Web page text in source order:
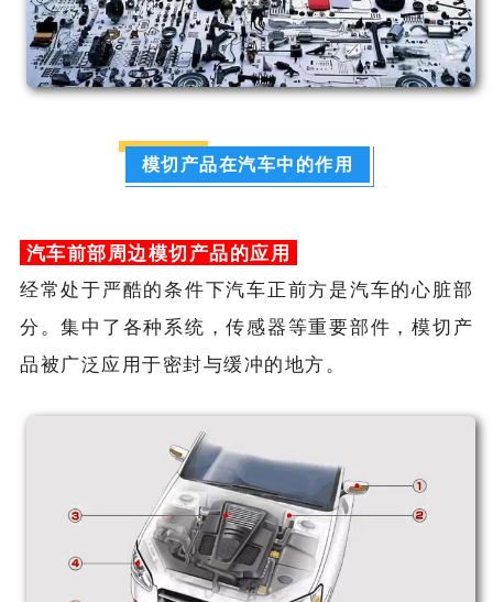
模切产品在汽车中的作用
汽车前部周边模切产品的应用
经常处于严酷的条件下汽车正前方是汽车的心脏部
分。集中了各种系统，传感器等重要部件，模切产
品被广泛应用于密封与缓冲的地方。